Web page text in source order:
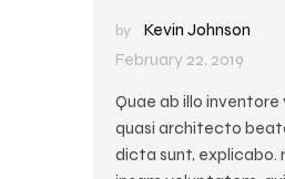
by
Kevin Johnson
February 22, 2019
Quae ab illo
quasi architecto
dicta sunt, explicabo.